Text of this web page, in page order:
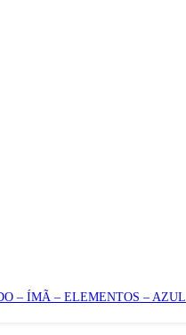
– ÍMÃ – ELEMENTOS – AZUL